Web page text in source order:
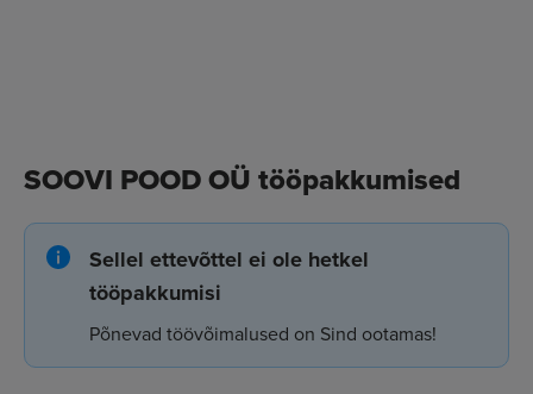
SOOVI POOD OÜ tööpakkumised
Sellel ettevõttel ei ole hetkel
tööpakkumisi
Põnevad töövõimalused on Sind ootamas!